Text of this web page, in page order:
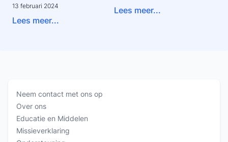
13 februari 2024
Lees meer...
Lees meer...
Neem contact met ons op
Over ons
Educatie en Middelen
Missieverklaring